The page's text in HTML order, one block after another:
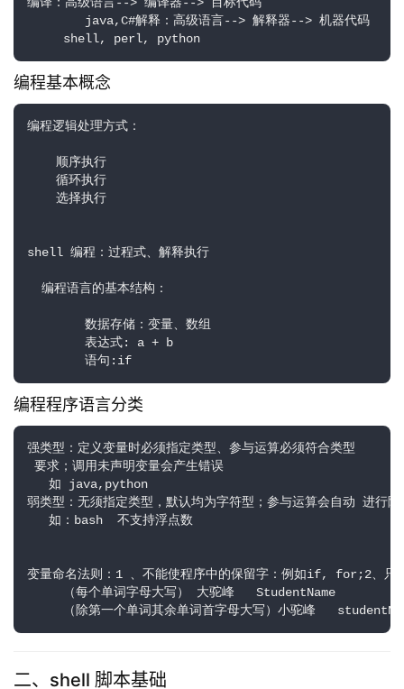
编译：高级语言--> 编译器--> 目标代码
java,C#解释：高级语言--> 解释器--> 机器代码
shell, perl, python
编程基本概念
编程逻辑处理方式：
顺序执行
循环执行
选择执行
shell 编程：过程式、解释执行
编程语言的基本结构：
数据存储：变量、数组
表达式: a + b
语句:if
编程程序语言分类
强类型：定义变量时必须指定类型、参与运算必须符合类型
要求；调用未声明变量会产生错误
如 java,python
弱类型：无须指定类型，默认均为字符型；参与运算会自动 进行
如：bash  不支持浮点数
变量命名法则：1 、不能使程序中的保留字：例如if, for;2、只
（每个单词字母大写） 大驼峰   StudentName
（除第一个单词其余单词首字母大写）小驼峰
二、shell 脚本基础